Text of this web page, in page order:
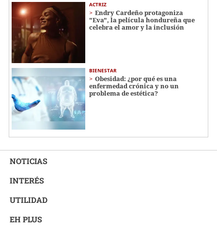
ACTRIZ
Endry Cardeño protagoniza
"Eva", la película hondureña que
celebra el amor y la inclusión
BIENESTAR
Obesidad: ¿por qué es una
enfermedad crónica y no un
problema de estética?
NOTICIAS
INTERÉS
UTILIDAD
EH PLUS